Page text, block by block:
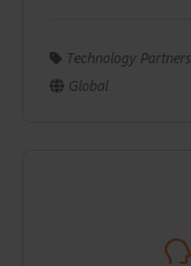
Technology Partners
Global